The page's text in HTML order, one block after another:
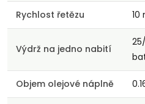
Rychlost řetězu 10
Výdrž na jedno nabití
Objem olejové náplně